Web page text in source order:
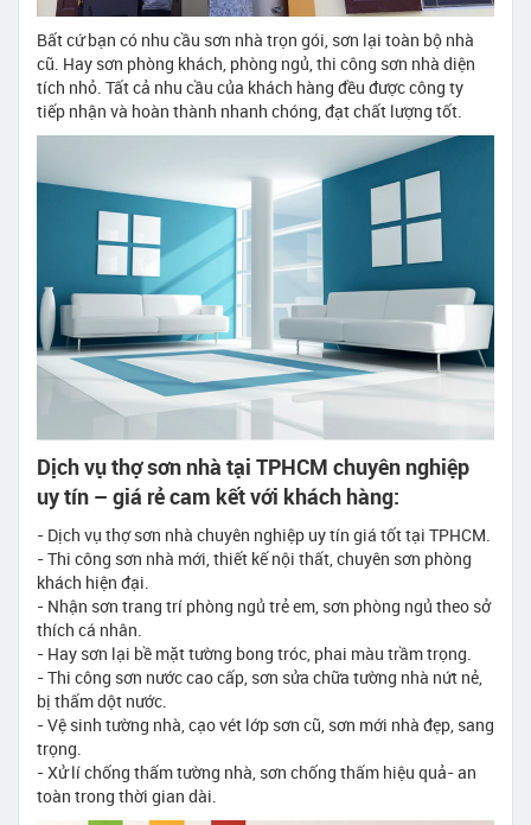
Bất cứ bạn có nhu cầu sơn nhà trọn gói, sơn lại toàn bộ nhà
cũ. Hay sơn phòng khách, phòng ngủ, thi công sơn nhà diện
tích nhỏ. Tất cả nhu cầu của khách hàng đều được công ty
tiếp nhận và hoàn thành nhanh chóng, đạt chất lượng tốt.
Dịch vụ thợ sơn nhà tại TPHCM chuyên nghiệp
uy tín – giá rẻ cam kết với khách hàng:
- Dịch vụ thợ sơn nhà chuyên nghiệp uy tín giá tốt tại TPHCM.
- Thi công sơn nhà mới, thiết kế nội thất, chuyên sơn phòng
khách hiện đại.
- Nhận sơn trang trí phòng ngủ trẻ em, sơn phòng ngủ theo sở
thích cá nhân.
- Hay sơn lại bề mặt tường bong tróc, phai màu trầm trọng.
- Thi công sơn nước cao cấp, sơn sửa chữa tường nhà nứt nẻ,
bị thấm dột nước.
- Vệ sinh tường nhà, cạo vét lớp sơn cũ, sơn mới nhà đẹp, sang
trọng.
- Xử lí chống thấm tường nhà, sơn chống thấm hiệu quả- an
toàn trong thời gian dài.